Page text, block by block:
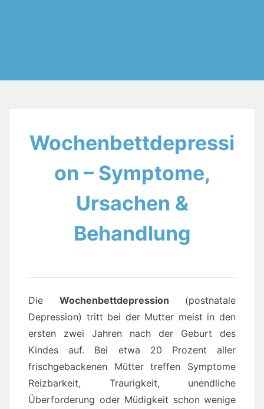
Wochenbettdepressi
on – Symptome,
Ursachen &
Behandlung
Die Wochenbettdepression (postnatale
Depression) tritt bei der Mutter meist in den
ersten zwei Jahren nach der Geburt des
Kindes auf. Bei etwa 20 Prozent aller
frischgebackenen Mütter treffen Symptome
Reizbarkeit, Traurigkeit, unendliche
Überforderung oder Müdigkeit schon wenige